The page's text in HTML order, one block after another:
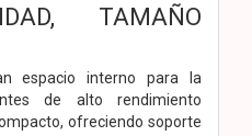
TAMAÑO
espacio interno para la
de alto rendimiento
ofreciendo soporte